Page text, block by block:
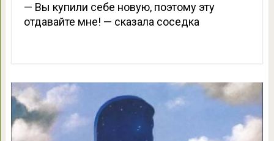
— Вы купили себе новую, поэтому эту
отдавайте мне! — сказала соседка